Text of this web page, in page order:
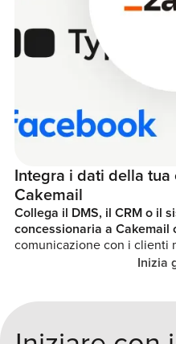
Integra i dati della tua
Cakemail
Collega il DMS, il CRM o il
concessionaria a Cakemail
comunicazione con i clienti
Inizia